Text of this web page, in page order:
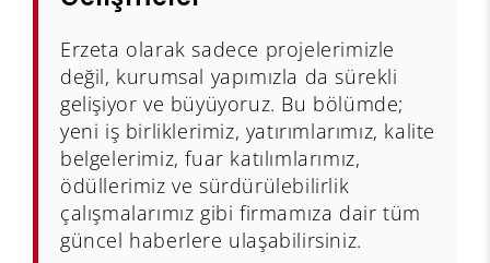
Erzeta olarak sadece projelerimizle
değil, kurumsal yapımızla da sürekli
gelişiyor ve büyüyoruz. Bu bölümde;
yeni iş birliklerimiz, yatırımlarımız, kalite
belgelerimiz, fuar katılımlarımız,
ödüllerimiz ve sürdürülebilirlik
çalışmalarımız gibi firmamıza dair tüm
güncel haberlere ulaşabilirsiniz.